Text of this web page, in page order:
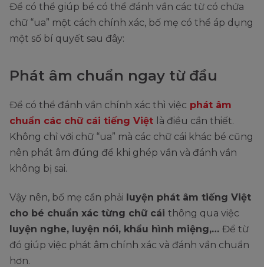
Để có thể giúp bé có thể đánh vần các từ có chứa
chữ “ua” một cách chính xác, bố mẹ có thể áp dụng
một số bí quyết sau đây:
Phát âm chuẩn ngay từ đầu
Để có thể đánh vần chính xác thì việc phát âm
chuẩn các chữ cái tiếng Việt là điều cần thiết.
Không chỉ với chữ “ua” mà các chữ cái khác bé cũng
nên phát âm đúng để khi ghép vần và đánh vần
không bị sai.
Vậy nên, bố mẹ cần phải luyện phát âm tiếng Việt
cho bé chuẩn xác từng chữ cái thông qua việc
luyện nghe, luyện nói, khẩu hình miệng,… Để từ
đó giúp việc phát âm chính xác và đánh vần chuẩn
hơn.